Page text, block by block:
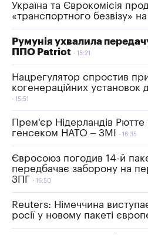
Україна та Єврокомісія
«транспортного безвізу» на
Румунія ухвалила
ППО Patriot
15:21
Нацрегулятор спростив
когенераційних
15:51
Прем'єр Нідерландів
генсеком НАТО – ЗМІ
16:35
Євросоюз погодив 14-й
передбачає заборону на
ЗПГ
16:50
Reuters: Німеччина
росії у новому пакеті